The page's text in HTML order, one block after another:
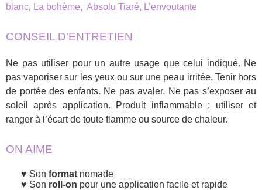
blanc, La bohème, Absolu Tiaré, L’envoutante
CONSEIL D'ENTRETIEN
Ne pas utiliser pour un autre usage que celui indiqué. Ne
pas vaporiser sur les yeux ou sur une peau irritée. Tenir hors
de portée des enfants. Ne pas avaler. Ne pas s’exposer au
soleil après application. Produit inflammable : utiliser et
ranger à l’écart de toute flamme ou source de chaleur.
ON AIME
Son format nomade
Son roll-on pour une application facile et rapide